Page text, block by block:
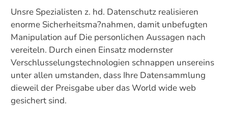
Unsre Spezialisten z. hd. Datenschutz realisieren
enorme Sicherheitsma?nahmen, damit unbefugten
Manipulation auf Die personlichen Aussagen nach
vereiteln. Durch einen Einsatz modernster
Verschlusselungstechnologien schnappen unsereins
unter allen umstanden, dass Ihre Datensammlung
dieweil der Preisgabe uber das World wide web
gesichert sind.